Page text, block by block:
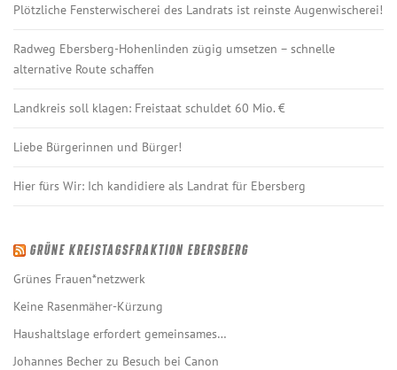
Plötzliche Fensterwischerei des Landrats ist reinste Augenwischerei!
Radweg Ebersberg-Hohenlinden zügig umsetzen – schnelle
alternative Route schaffen
Landkreis soll klagen: Freistaat schuldet 60 Mio. €
Liebe Bürgerinnen und Bürger!
Hier fürs Wir: Ich kandidiere als Landrat für Ebersberg
GRÜNE KREISTAGSFRAKTION EBERSBERG
Grünes Frauen*netzwerk
Keine Rasenmäher-Kürzung
Haushaltslage erfordert gemeinsames…
Johannes Becher zu Besuch bei Canon